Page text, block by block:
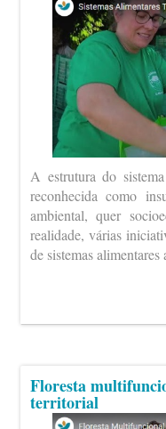
A estrutura do
reconhecida como
ambiental, quer
realidade, várias
de sistemas
Floresta
territorial